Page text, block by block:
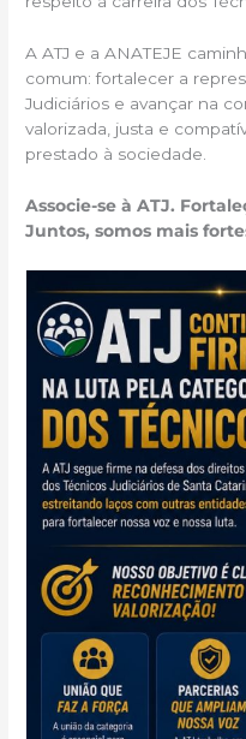
A ATJ e a ANATEJE
comum: fortalecer a
Judiciários e avançar na
valorizada, justa e
prestado à sociedade.
Associe-se à ATJ.
Juntos, somos mais